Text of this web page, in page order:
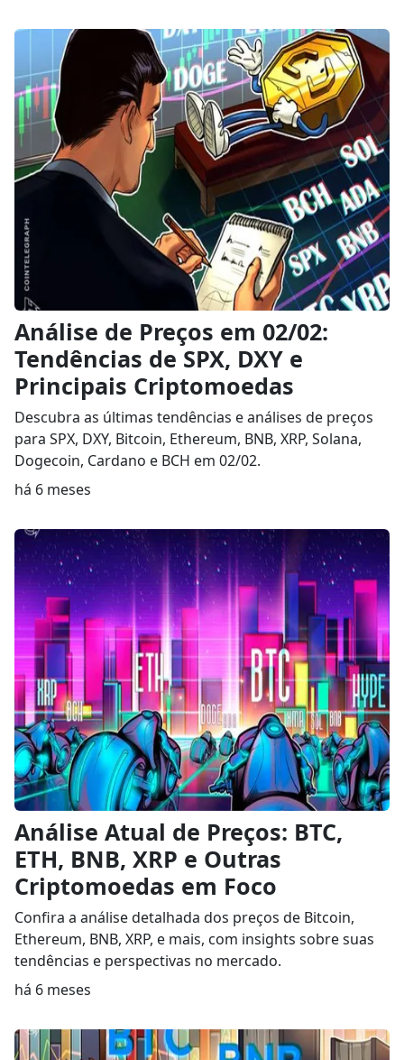
Análise de Preços em 02/02:
Tendências de SPX, DXY e
Principais Criptomoedas
Descubra as últimas tendências e análises de preços
para SPX, DXY, Bitcoin, Ethereum, BNB, XRP, Solana,
Dogecoin, Cardano e BCH em 02/02.
há 6 meses
Análise Atual de Preços: BTC,
ETH, BNB, XRP e Outras
Criptomoedas em Foco
Confira a análise detalhada dos preços de Bitcoin,
Ethereum, BNB, XRP, e mais, com insights sobre suas
tendências e perspectivas no mercado.
há 6 meses